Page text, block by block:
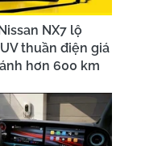
NX7 lộ
thuần điện giá
hơn 600 km